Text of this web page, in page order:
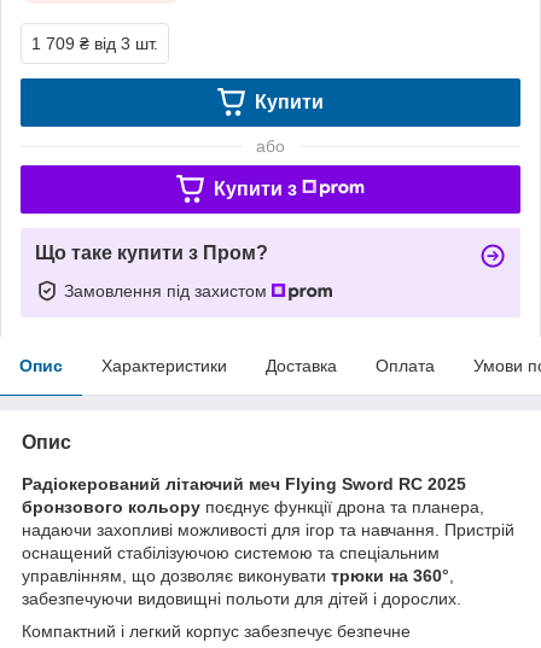
1 709 ₴ від 3 шт.
Купити
або
Купити з
Що таке купити з Пром?
Замовлення під захистом
Опис Характеристики Доставка Оплата Умови
Опис
Радіокерований літаючий меч Flying Sword RC 2025
бронзового кольору поєднує функції дрона та планера,
надаючи захопливі можливості для ігор та навчання. Пристрій
оснащений стабілізуючою системою та спеціальним
управлінням, що дозволяє виконувати трюки на 360°
забезпечуючи видовищні польоти для дітей і дорослих.
Компактний і легкий корпус забезпечує безпечне